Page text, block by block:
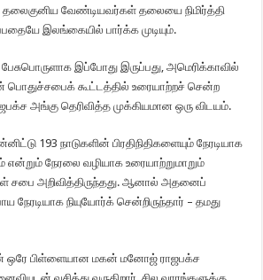
வேண்டியவர்கள் தலையை நிமிர்த்தி
இலங்கையில் பார்க்க முடியும்.
இப்போது இருப்பது, அமெரிக்காவில்
பொதுச்சபைக் கூட்டத்தில் உரையாற்றச் சென்ற
அங்கு தெரிவித்த முக்கியமான ஒரு விடயம்.
193 நாடுகளின் பிரதிநிதிகளையும் நேரடியாக
நேரலை வழியாக உரையாற்றுமாறும்
சபை அறிவித்திருந்தது. ஆனால் அதனைப்
நேரடியாக நியுயோர்க் சென்றிருந்தார் – தமது
ஒரே பிள்ளையான மகன் மனோஜ் ராஜபக்ச